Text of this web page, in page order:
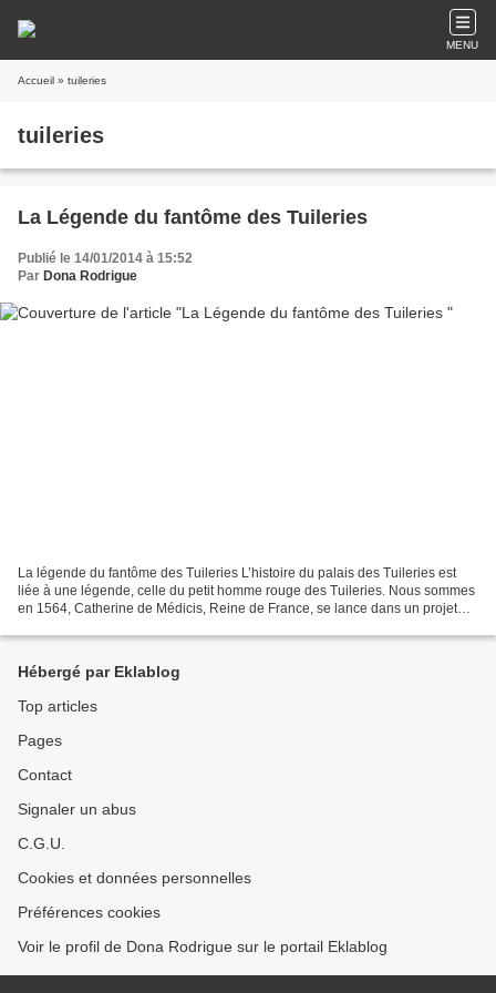
MENU
Accueil » tuileries
tuileries
La Légende du fantôme des Tuileries
Publié le 14/01/2014 à 15:52
Par Dona Rodrigue
La légende du fantôme des Tuileries L’histoire du palais des Tuileries est
liée à une légende, celle du petit homme rouge des Tuileries. Nous sommes
en 1564, Catherine de Médicis, Reine de France, se lance dans un projet
Hébergé par Eklablog
Top articles
Pages
Contact
Signaler un abus
C.G.U.
Cookies et données personnelles
Préférences cookies
Voir le profil de Dona Rodrigue sur le portail Eklablog